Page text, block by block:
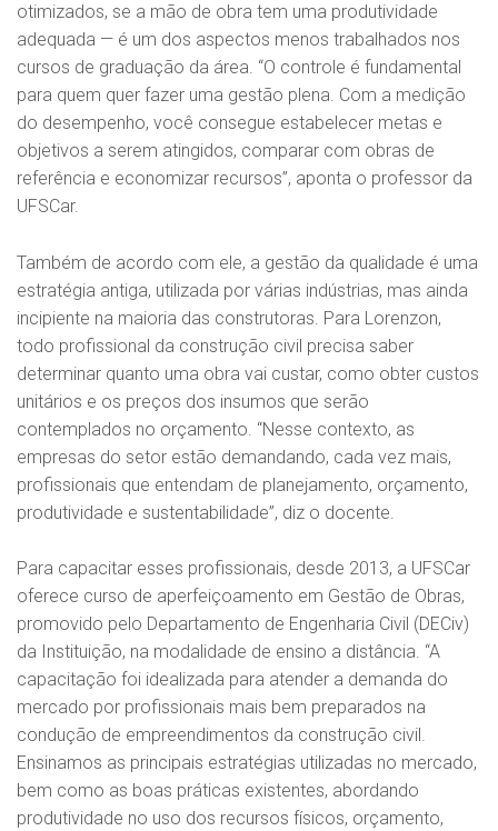
otimizados, se a mão de obra tem uma produtividade
adequada — é um dos aspectos menos trabalhados nos
cursos de graduação da área. “O controle é fundamental
para quem quer fazer uma gestão plena. Com a medição
do desempenho, você consegue estabelecer metas e
objetivos a serem atingidos, comparar com obras de
referência e economizar recursos”, aponta o professor da
UFSCar.
Também de acordo com ele, a gestão da qualidade é uma
estratégia antiga, utilizada por várias indústrias, mas ainda
incipiente na maioria das construtoras. Para Lorenzon,
todo profissional da construção civil precisa saber
determinar quanto uma obra vai custar, como obter custos
unitários e os preços dos insumos que serão
contemplados no orçamento. “Nesse contexto, as
empresas do setor estão demandando, cada vez mais,
profissionais que entendam de planejamento, orçamento,
produtividade e sustentabilidade”, diz o docente.
Para capacitar esses profissionais, desde 2013, a UFSCar
oferece curso de aperfeiçoamento em Gestão de Obras,
promovido pelo Departamento de Engenharia Civil (DECiv)
da Instituição, na modalidade de ensino a distância. “A
capacitação foi idealizada para atender a demanda do
mercado por profissionais mais bem preparados na
condução de empreendimentos da construção civil.
Ensinamos as principais estratégias utilizadas no mercado,
bem como as boas práticas existentes, abordando
produtividade no uso dos recursos físicos, orçamento,